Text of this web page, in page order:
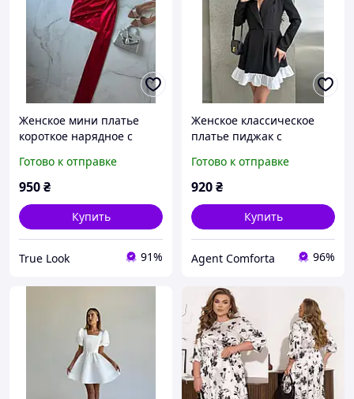
Женское мини платье
короткое нарядное с
шлейфом атласное
красное черное белое
Готово к отправке
950₴
Купить
True Look 91%
Женское классическое
платье пиджак с
черно-белый. Размеры:
42-44; 46-48.
Готово к отправке
920₴
Купить
Agent Comforta 96%